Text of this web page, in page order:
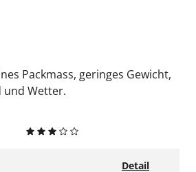
Packmass, geringes Gewicht,
und Wetter.
Detail